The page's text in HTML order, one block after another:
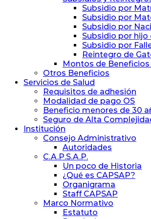
Subsidio por
Subsidio por
Subsidio por
Subsidio por
Subsidio por
Reintegro de
Montos de
Otros Beneficios
Servicios de Salud
Requisitos de adhesión
Modalidad de pago OS
Beneficio menores de 30
Seguro de Alta
Institución
Consejo Administrativo
Autoridades
C.A.P.S.A.P.
Un poco de Historia
¿Qué es CAPSAP?
Organigrama
Staff CAPSAP
Marco Normativo
Estatuto